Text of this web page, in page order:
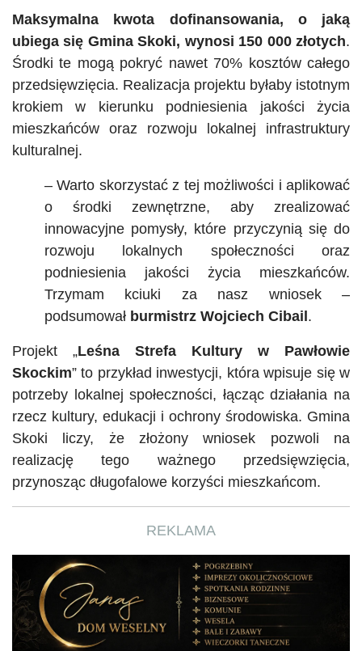
Maksymalna kwota dofinansowania, o jaką
ubiega się Gmina Skoki, wynosi 150 000 złotych.
Środki te mogą pokryć nawet 70% kosztów całego
przedsięwzięcia. Realizacja projektu byłaby istotnym
krokiem w kierunku podniesienia jakości życia
mieszkańców oraz rozwoju lokalnej infrastruktury
kulturalnej.
– Warto skorzystać z tej możliwości i aplikować
o środki zewnętrzne, aby zrealizować
innowacyjne pomysły, które przyczynią się do
rozwoju lokalnych społeczności oraz
podniesienia jakości życia mieszkańców.
Trzymam kciuki za nasz wniosek –
podsumował burmistrz Wojciech Cibail .
Projekt „Leśna Strefa Kultury w Pawłowie
Skockim” to przykład inwestycji, która wpisuje się w
potrzeby lokalnej społeczności, łącząc działania na
rzecz kultury, edukacji i ochrony środowiska. Gmina
Skoki liczy, że złożony wniosek pozwoli na
realizację tego ważnego przedsięwzięcia,
przynosząc długofalowe korzyści mieszkańcom.
REKLAMA